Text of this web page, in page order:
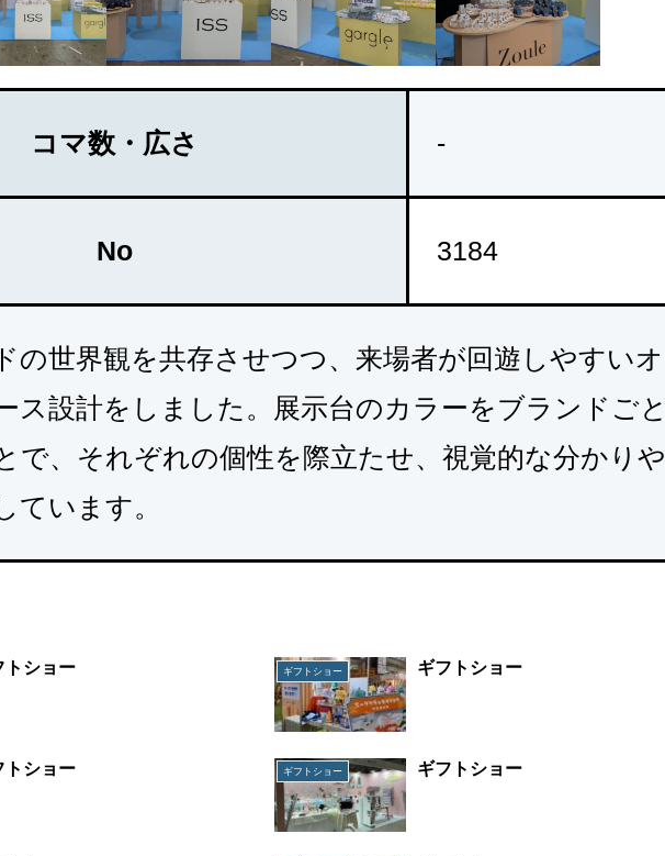
コマ数・広さ -
No 3184
の世界観を共存させつつ、来場者が回遊しやすいオ
ス設計をしました。展示台のカラーをブランドごと
で、それぞれの個性を際立たせ、視覚的な分かりや
ています。
トショー ギフトショー ギフトショー
トショー ギフトショー ギフトショー